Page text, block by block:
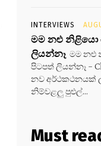
INTERVIEWS
මම නළු නිළියො
ලියන්නෑ මම නළු
පිටපත් ලියන්නෑ -
නව අර්ථකථනයක්
නිම්වළලු පුළුල්...
Must